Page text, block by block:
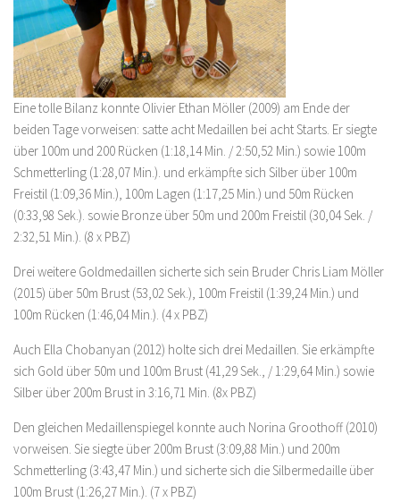
Eine tolle Bilanz konnte Olivier Ethan Möller (2009) am Ende der
beiden Tage vorweisen: satte acht Medaillen bei acht Starts. Er siegte
über 100m und 200 Rücken (1:18,14 Min. / 2:50,52 Min.) sowie 100m
Schmetterling (1:28,07 Min.). und erkämpfte sich Silber über 100m
Freistil (1:09,36 Min.), 100m Lagen (1:17,25 Min.) und 50m Rücken
(0:33,98 Sek.). sowie Bronze über 50m und 200m Freistil (30,04 Sek. /
2:32,51 Min.). (8 x PBZ)
Drei weitere Goldmedaillen sicherte sich sein Bruder Chris Liam Möller
(2015) über 50m Brust (53,02 Sek.), 100m Freistil (1:39,24 Min.) und
100m Rücken (1:46,04 Min.). (4 x PBZ)
Auch Ella Chobanyan (2012) holte sich drei Medaillen. Sie erkämpfte
sich Gold über 50m und 100m Brust (41,29 Sek., / 1:29,64 Min.) sowie
Silber über 200m Brust in 3:16,71 Min. (8x PBZ)
Den gleichen Medaillenspiegel konnte auch Norina Groothoff (2010)
vorweisen. Sie siegte über 200m Brust (3:09,88 Min.) und 200m
Schmetterling (3:43,47 Min.) und sicherte sich die Silbermedaille über
100m Brust (1:26,27 Min.). (7 x PBZ)